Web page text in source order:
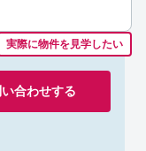
実際に物件を見学したい
合わせする